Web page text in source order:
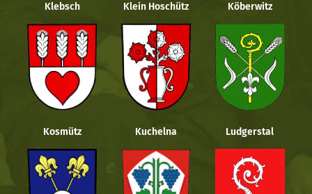
Klebsch Klein Hoschütz Köberwitz
Kosmütz Kuchelna Ludgerstal